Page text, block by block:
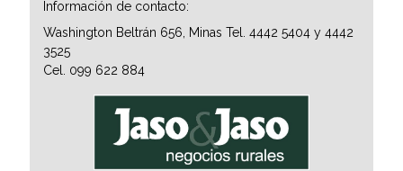
Información de contacto:
Washington Beltrán 656, Minas Tel. 4442 5404 y 4442
3525
Cel. 099 622 884